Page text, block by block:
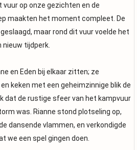
vuur op onze gezichten en de
maakten het moment compleet. De
maar rond dit vuur voelde het
nieuw tijdperk.
en Eden bij elkaar zitten; ze
keken met een geheimzinnige blik de
dat de rustige sfeer van het kampvuur
was. Rianne stond plotseling op,
dansende vlammen, en verkondigde
we een spel gingen doen.